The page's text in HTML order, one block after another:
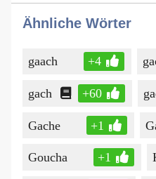
Ähnliche Wörter
gaach +4
gach +60
Gache +1
Goucha +1